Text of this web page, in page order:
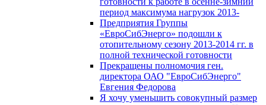
период максимума нагрузок 2013-
Предприятия Группы
«ЕвроСибЭнерго» подошли к
отопительному сезону 2013-2014 гг. в
полной технической готовности
Прекращены полномочия ген.
директора ОАО "ЕвроСибЭнерго"
Евгения Федорова
Я хочу уменьшить совокупный размер